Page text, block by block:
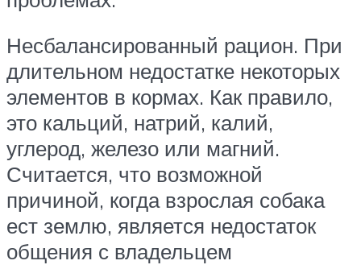
Несбалансированный рацион. При
длительном недостатке некоторых
элементов в кормах. Как правило,
это кальций, натрий, калий,
углерод, железо или магний.
Считается, что возможной
причиной, когда взрослая собака
ест землю, является недостаток
общения с владельцем